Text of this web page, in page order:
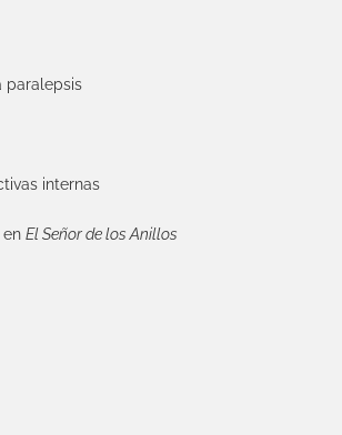
paralepsis
internas
en El Señor de los Anillos